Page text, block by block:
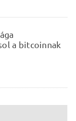
a bitcoinnak